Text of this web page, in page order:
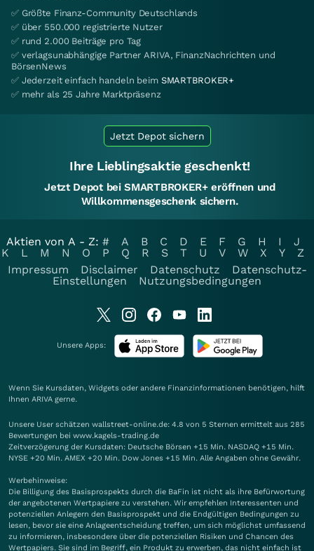
✅ Größte Finanz-Community Deutschlands
✅ über 550.000 registrierte Nutzer
✅ rund 2.000 Beiträge pro Tag
✅ verlagsunabhängige Partner ARIVA, FinanzNachrichten und
BörsenNews
✅ Jederzeit einfach handeln beim SMARTBROKER+
✅ mehr als 25 Jahre Marktpräsenz
Jetzt Depot sichern
Ihre Lieblingsaktie geschenkt!
Jetzt Depot bei SMARTBROKER+ eröffnen und
Willkommensgeschenk sichern.
Aktien von A - Z: # A B C D E F G H I
J
K
L M N O P Q R S T U V W X Y
Z
Impressum
Disclaimer Datenschutz
Datenschutz-
Einstellungen
Nutzungsbedingungen
Unsere Apps:
Wenn Sie Kursdaten, Widgets oder andere Finanzinformationen benötigen, hilft
Ihnen ARIVA gerne.
Unsere User schätzen wallstreet-online.de: 4.8 von 5 Sternen ermittelt aus 285
Bewertungen bei www.kagels-trading.de
Zeitverzögerung der Kursdaten: Deutsche Börsen +15 Min. NASDAQ +15 Min.
NYSE +20 Min. AMEX +20 Min. Dow Jones +15 Min. Alle Angaben ohne Gewähr.
Werbehinweise:
Die Billigung des Basisprospekts durch die BaFin ist nicht als ihre Befürwortung
der angebotenen Wertpapiere zu verstehen. Wir empfehlen Interessenten und
potenziellen Anlegern den Basisprospekt und die Endgültigen Bedingungen zu
lesen, bevor sie eine Anlageentscheidung treffen, um sich möglichst umfassend
zu informieren, insbesondere über die potenziellen Risiken und Chancen des
Wertpapiers. Sie sind im Begriff, ein Produkt zu erwerben, das nicht einfach ist